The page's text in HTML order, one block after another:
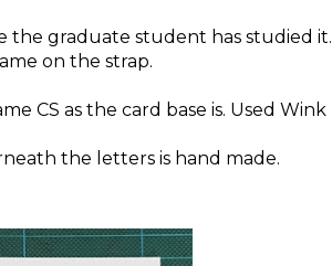
the graduate student has studied it.
on the strap.
CS as the card base is. Used Wink
the letters is hand made.